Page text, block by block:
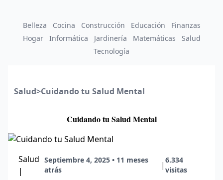
Belleza Cocina Construcción Educación
Finanzas
Hogar
Informática Jardinería Matemáticas
Salud
Tecnología
Salud>Cuidando tu Salud Mental
Cuidando tu Salud Mental
Salud
|
Septiembre 4, 2025 • 11 meses
atrás
| 6.334
visitas